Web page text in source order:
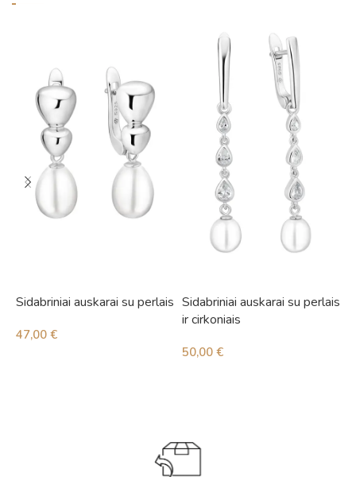
Sidabriniai auskarai su perlais
47,00 €
Sidabriniai auskarai su perlais
ir cirkoniais
50,00 €